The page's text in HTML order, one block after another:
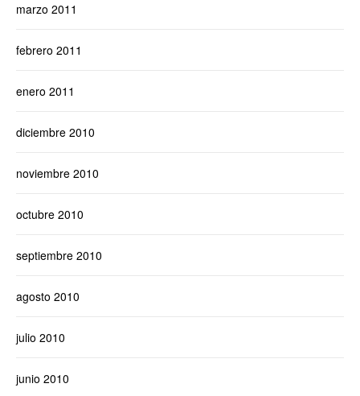
marzo 2011
febrero 2011
enero 2011
diciembre 2010
noviembre 2010
octubre 2010
septiembre 2010
agosto 2010
julio 2010
junio 2010